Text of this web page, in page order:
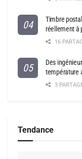
Timbre
réellement à
16
Des
température
3
Tendance